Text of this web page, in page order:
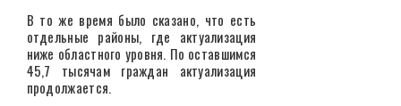
В то же время было сказано, что есть
отдельные районы, где актуализация
ниже областного уровня. По оставшимся
45,7 тысячам граждан актуализация
продолжается.